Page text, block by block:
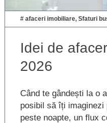
# afaceri imobiliare, Sfaturi
Idei de
2026
Când te gândești la o
posibil să îți
peste noapte, un flux